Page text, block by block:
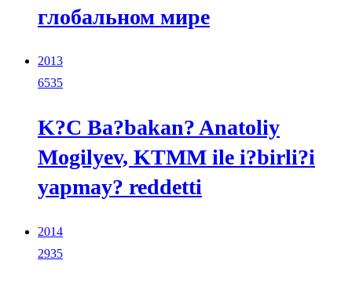
глобальном мире
2013
6535
K?C Ba?bakan? Anatoliy
Mogilyev, KTMM ile i?birli?i
yapmay? reddetti
2014
2935